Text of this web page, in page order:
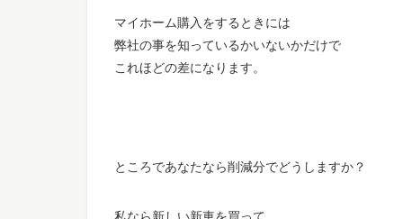
マイホーム購入をするときには
弊社の事を知っているかいないかだけで
これほどの差になります。
ところであなたなら削減分でどうしますか？